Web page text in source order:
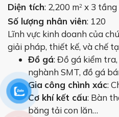
Diện tích: 2,200 m2 x 3 tầng
Số lượng nhân viên: 120
Lĩnh vực kinh doanh của
giải pháp, thiết kế, và chế
Đồ gá: Đồ gá kiểm
nghành SMT, đồ gá
Gia công chình xác:
Cơ khí kết cấu: Bàn
băng tải con lăn…